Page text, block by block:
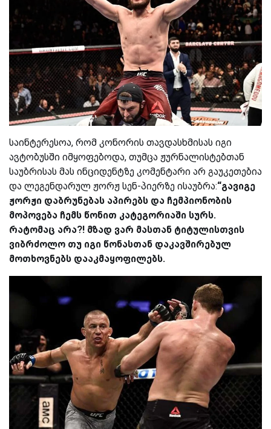
საინტერესოა, რომ კონორის თავდასხმისას იგი
ავტობუსში იმყოფებოდა, თუმცა ჟურნალისტებთან
საუბრისას მას ინციდენტზე კომენტარი არ გაუკეთებია
და ლეგენდარულ ჟორჟ სენ-პიერზე ისაუბრა:“გავიგე
ჟორჟი დაბრუნებას აპირებს და ჩემპიონობის
მოპოვება ჩემს წონით კატეგორიაში სურს.
რატომაც არა?! მზად ვარ მასთან ტიტულისთვის
ვიბრძოლო თუ იგი წონასთან დაკავშირებულ
მოთხოვნებს დააკმაყოფილებს.